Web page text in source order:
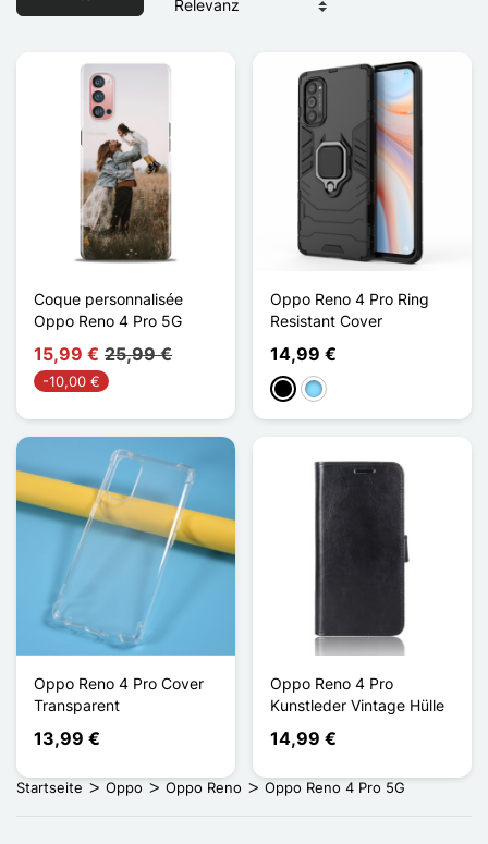
Coque personnalisée
Oppo Reno 4 Pro 5G
15,99 € 25,99 €
-10,00 €
Oppo Reno 4 Pro Ring
Resistant Cover
14,99 €
SchwarzHellblau
Oppo Reno 4 Pro Cover
Transparent
13,99 €
Oppo Reno 4 Pro
Kunstleder Vintage Hülle
14,99 €
Startseite Oppo Oppo Reno Oppo Reno 4 Pro 5G